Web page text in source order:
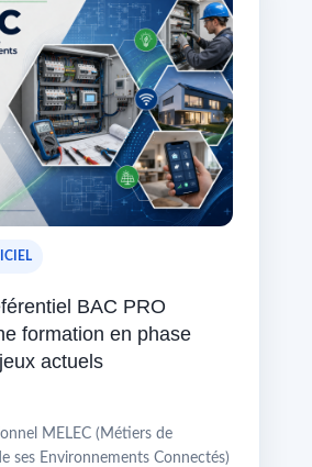
BAC PRO
formation en phase
actuels
MELEC (Métiers de
ses Environnements Connectés)